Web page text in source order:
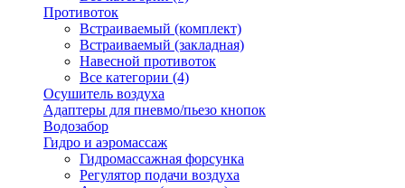
Противоток
Встраиваемый (комплект)
Встраиваемый (закладная)
Навесной противоток
Все категории (4)
Осушитель воздуха
Адаптеры для пневмо/пьезо кнопок
Водозабор
Гидро и аэромассаж
Гидромассажная форсунка
Регулятор подачи воздуха